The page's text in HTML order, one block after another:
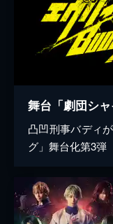
凸凹刑事バディ
グ」舞台化第3弾